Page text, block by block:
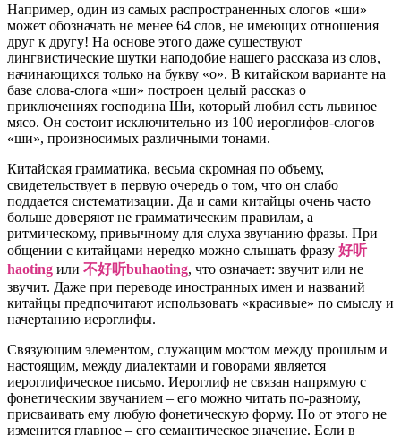
Например, один из самых распространенных слогов «ши»
может обозначать не менее 64 слов, не имеющих отношения
друг к другу! На основе этого даже существуют
лингвистические шутки наподобие нашего рассказа из слов,
начинающихся только на букву «о». В китайском варианте на
базе слова-слога «ши» построен целый рассказ о
приключениях господина Ши, который любил есть львиное
мясо. Он состоит исключительно из 100 иероглифов-слогов
«ши», произносимых различными тонами.
Китайская грамматика, весьма скромная по объему,
свидетельствует в первую очередь о том, что он слабо
поддается систематизации. Да и сами китайцы очень часто
больше доверяют не грамматическим правилам, а
ритмическому, привычному для слуха звучанию фразы. При
общении с китайцами нередко можно слышать фразу 好听
haoting или 不好听buhaoting, что означает: звучит или не
звучит. Даже при переводе иностранных имен и названий
китайцы предпочитают использовать «красивые» по смыслу и
начертанию иероглифы.
Связующим элементом, служащим мостом между прошлым и
настоящим, между диалектами и говорами является
иероглифическое письмо. Иероглиф не связан напрямую с
фонетическим звучанием – его можно читать по-разному,
присваивать ему любую фонетическую форму. Но от этого не
изменится главное – его семантическое значение. Если в